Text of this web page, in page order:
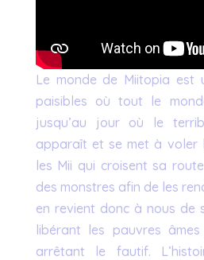
Le monde de Miitopia est
paisibles où tout le
jusqu’au jour où le
apparaît et se met à voler
les Mii qui croisent sa
des monstres afin de les
en revient donc à nous de
libérant les pauvres
arrêtant le fautif.